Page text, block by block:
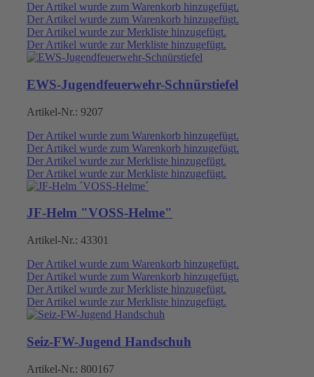
Der Artikel wurde zum Warenkorb hinzugefügt.
Der Artikel wurde zum Warenkorb hinzugefügt.
Der Artikel wurde zur Merkliste hinzugefügt.
Der Artikel wurde zur Merkliste hinzugefügt.
EWS-Jugendfeuerwehr-Schnürstiefel
Artikel-Nr.: 9207
Der Artikel wurde zum Warenkorb hinzugefügt.
Der Artikel wurde zum Warenkorb hinzugefügt.
Der Artikel wurde zur Merkliste hinzugefügt.
Der Artikel wurde zur Merkliste hinzugefügt.
JF-Helm "VOSS-Helme"
Artikel-Nr.: 43301
Der Artikel wurde zum Warenkorb hinzugefügt.
Der Artikel wurde zum Warenkorb hinzugefügt.
Der Artikel wurde zur Merkliste hinzugefügt.
Der Artikel wurde zur Merkliste hinzugefügt.
Seiz-FW-Jugend Handschuh
Artikel-Nr.: 800167